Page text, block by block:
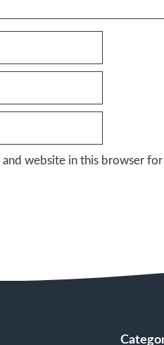
and website in this browser